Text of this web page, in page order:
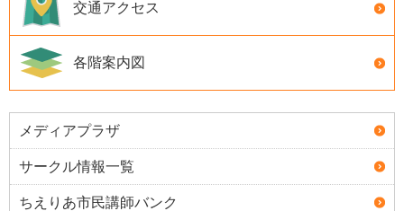
交通アクセス
各階案内図
メディアプラザ
サークル情報一覧
ちえりあ市民講師バンク